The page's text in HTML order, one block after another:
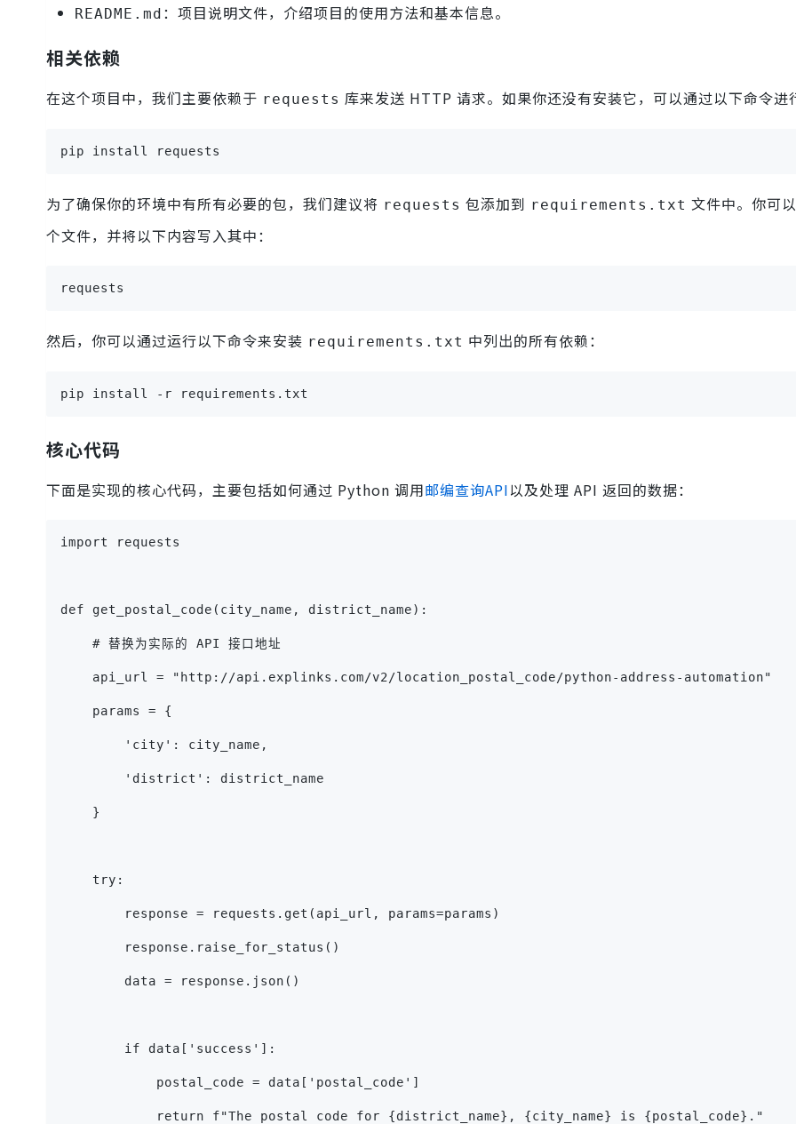
README.md ：项目说明文件，介绍项目的使用方法和基本信息。
相关依赖
在这个项目中，我们主要依赖于 requests 库来发送 HTTP 请求。如果你还没有安装它，可以通过以下命令进
pip install requests
为了确保你的环境中有所有必要的包，我们建议将 requests 包添加到 requirements.txt 文件中。你可
个文件，并将以下内容写入其中：
requests
然后，你可以通过运行以下命令来安装 requirements.txt 中列出的所有依赖：
pip install -r requirements.txt
核心代码
下面是实现的核心代码，主要包括如何通过 Python 调用邮编查询API以及处理 API 返回的数据：
import requests
def get_postal_code(city_name, district_name):
    # 替换为实际的 API 接口地址
    api_url = "http://api.explinks.com/v2/location_postal_code/python-address-automation"
    params = {
        'city': city_name,
        'district': district_name
    }
    try:
        response = requests.get(api_url, params=params)
        response.raise_for_status()
        data = response.json()
        if data['success']:
            postal_code = data['postal_code']
            return f"The postal code for {district_name}, {city_name} is {postal_code}."